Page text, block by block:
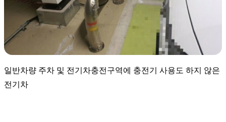
일반차량 주차 및 전기차충전구역에 충전기 사용도 하지 않은
전기차